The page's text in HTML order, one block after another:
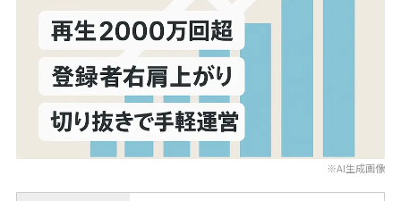
※AI生成画像